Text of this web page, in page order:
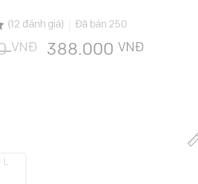
(12 đánh giá) Đã bán 250
VNĐ
Giá
388.000 VNĐ
L